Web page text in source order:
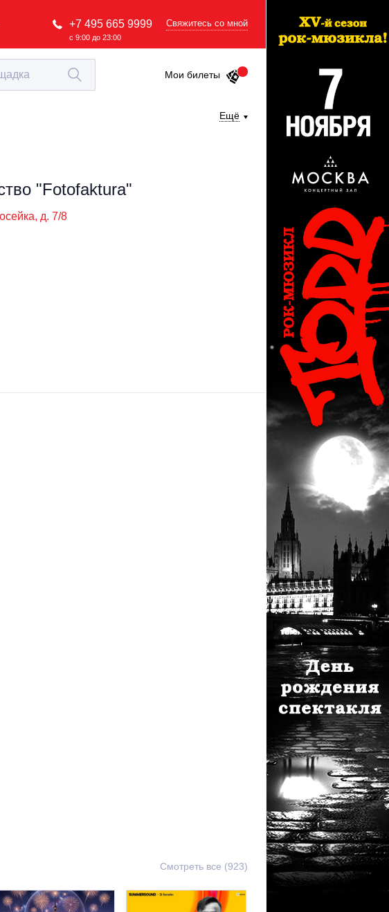
+7 495 665 9999
с 9:00 до 23:00
Свяжитесь со мной
Мои билеты
Ещё
"Fotofaktura"
д. 7/8
Смотреть все (923)